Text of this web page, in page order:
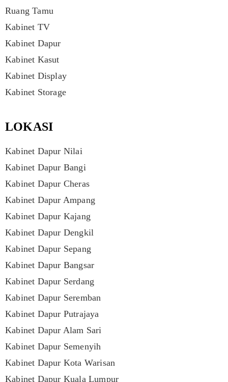
Ruang Tamu
Kabinet TV
Kabinet Dapur
Kabinet Kasut
Kabinet Display
Kabinet Storage
LOKASI
Kabinet Dapur Nilai
Kabinet Dapur Bangi
Kabinet Dapur Cheras
Kabinet Dapur Ampang
Kabinet Dapur Kajang
Kabinet Dapur Dengkil
Kabinet Dapur Sepang
Kabinet Dapur Bangsar
Kabinet Dapur Serdang
Kabinet Dapur Seremban
Kabinet Dapur Putrajaya
Kabinet Dapur Alam Sari
Kabinet Dapur Semenyih
Kabinet Dapur Kota Warisan
Kabinet Dapur Kuala Lumpur